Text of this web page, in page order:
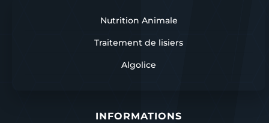
Nutrition Animale
Traitement de lisiers
Algolice
INFORMATIONS